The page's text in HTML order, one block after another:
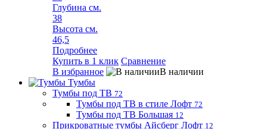
Глубина см.
38
Высота см.
46,5
Подробнее
Купить в 1 клик Сравнение
В избранное
В наличии
Тумбы
Тумбы под ТВ 72
Тумбы под ТВ в стиле Лофт 72
Тумбы под ТВ Большая 12
Прикроватные тумбы Айсберг Лофт 12